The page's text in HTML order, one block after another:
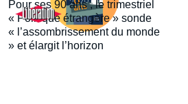
Logo
Pour ses 90 ans , le trimestriel
« Politique étrangère » sonde
« l’assombrissement du monde
» et élargit l’horizon